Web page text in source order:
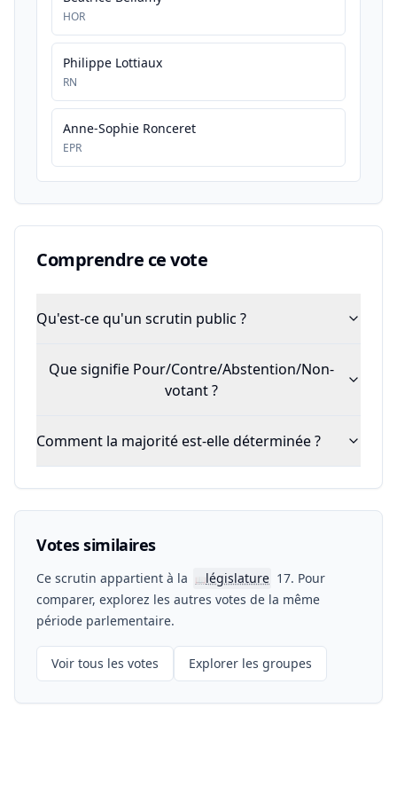
HOR
Philippe Lottiaux
RN
Anne-Sophie Ronceret
EPR
Comprendre ce vote
Qu'est-ce qu'un scrutin public ?
Que signifie Pour/Contre/Abstention/Non-
votant ?
Comment la majorité est-elle déterminée ?
Votes similaires
Ce scrutin appartient à la 📖législature 17. Pour
comparer, explorez les autres votes de la même
période parlementaire.
Voir tous les votes Explorer les groupes